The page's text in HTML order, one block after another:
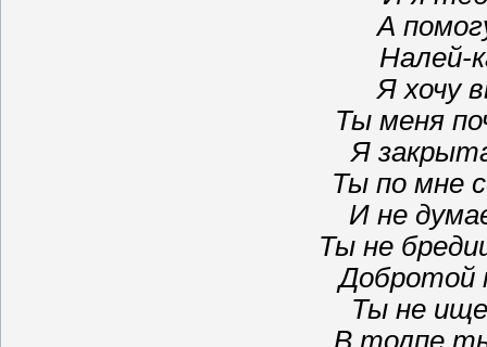
А
Налей-
Я хочу
Ты меня
Я
Ты по мне
И не
Ты не
Добротой
Ты не
В толпе